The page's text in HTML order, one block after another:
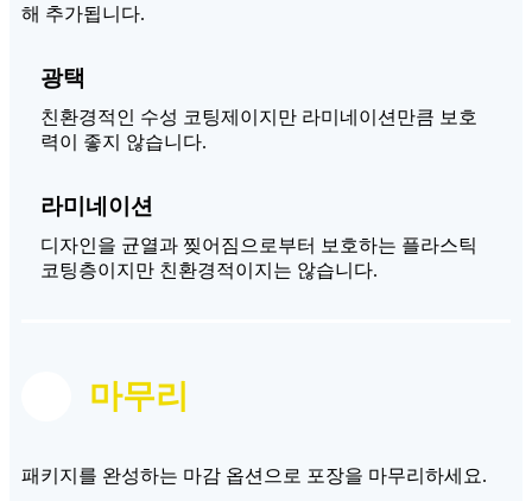
해 추가됩니다.
광택
친환경적인 수성 코팅제이지만 라미네이션만큼 보호
력이 좋지 않습니다.
라미네이션
디자인을 균열과 찢어짐으로부터 보호하는 플라스틱
코팅층이지만 친환경적이지는 않습니다.
마무리
패키지를 완성하는 마감 옵션으로 포장을 마무리하세요.